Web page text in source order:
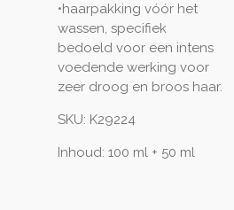
•haarpakking vóór het
wassen, specifiek
bedoeld voor een intens
voedende werking voor
zeer droog en broos haar.
SKU: K29224
Inhoud: 100 ml + 50 ml